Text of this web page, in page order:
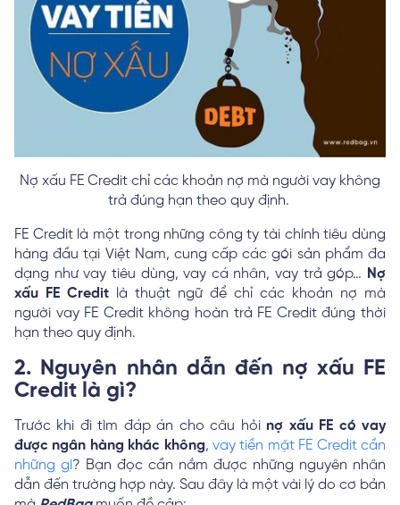
Nợ xấu FE Credit chỉ các khoản nợ mà người vay không
trả đúng hạn theo quy định.
FE Credit là một trong những công ty tài chính tiêu dùng
hàng đầu tại Việt Nam, cung cấp các gói sản phẩm đa
dạng như vay tiêu dùng, vay cá nhân, vay trả góp… Nợ
xấu FE Credit là thuật ngữ để chỉ các khoản nợ mà
người vay FE Credit không hoàn trả FE Credit đúng thời
hạn theo quy định.
2. Nguyên nhân dẫn đến nợ xấu FE
Credit là gì?
Trước khi đi tìm đáp án cho câu hỏi nợ xấu FE có vay
được ngân hàng khác không,vay tiền mặt FE Credit cần
những gì? Bạn đọc cần nắm được những nguyên nhân
dẫn đến trường hợp này. Sau đây là một vài lý do cơ bản